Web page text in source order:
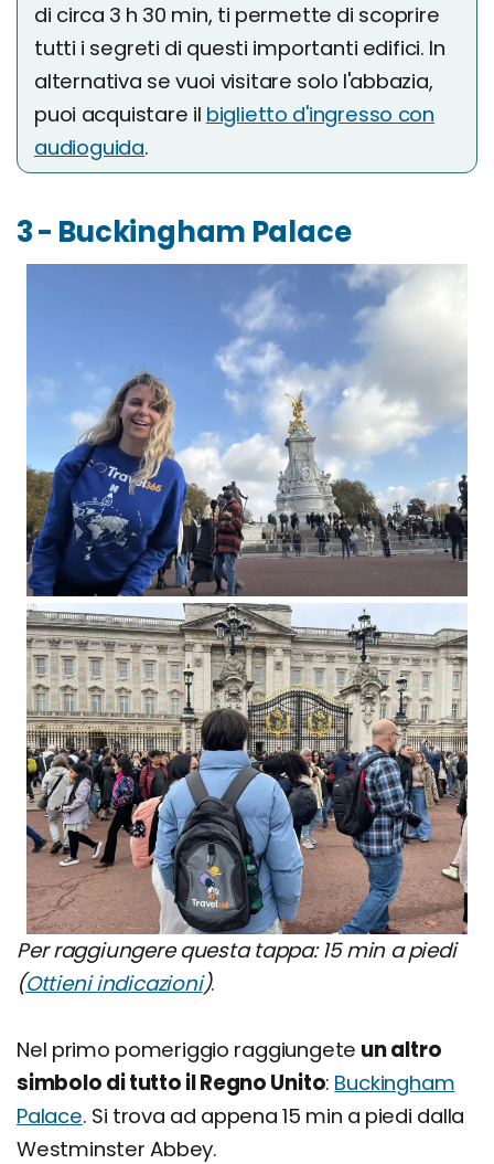
di circa 3 h 30 min, ti permette di scoprire
tutti i segreti di questi importanti edifici. In
alternativa se vuoi visitare solo l'abbazia,
puoi acquistare il biglietto d'ingresso con
audioguida.
3 - Buckingham Palace
Per raggiungere questa tappa: 15 min a piedi
(Ottieni indicazioni).
Nel primo pomeriggio raggiungete un altro
simbolo di tutto il Regno Unito: Buckingham
Palace. Si trova ad appena 15 min a piedi dalla
Westminster Abbey.